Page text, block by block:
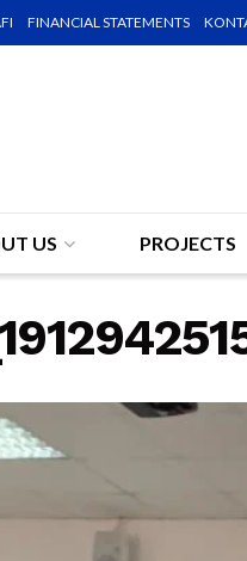
FINANCIAL STATEMENTS
US PROJECTS